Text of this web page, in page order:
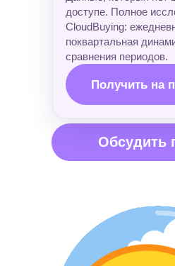
доступе. Полное
CloudBuying:
поквартальная
сравнения периодов.
Получить на
Обсудить
+7 906 348